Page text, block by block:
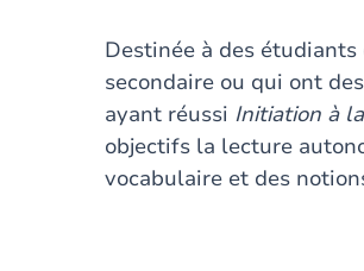
Destinée à des
secondaire ou qui ont
ayant réussi Initiation à
objectifs la lecture
vocabulaire et des